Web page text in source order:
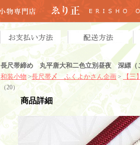
長尺帯締め 丸平唐大和二色立別昼夜 深縹（
和装小物 >長尺帯〆 ふくよかさん企画 > 【三
（20）
商品詳細